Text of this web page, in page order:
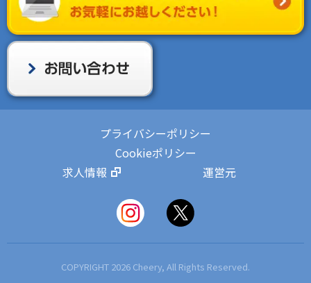
プライバシーポリシー
Cookieポリシー
求人情報
運営元
COPYRIGHT 2026 Cheery, All Rights Reserved.